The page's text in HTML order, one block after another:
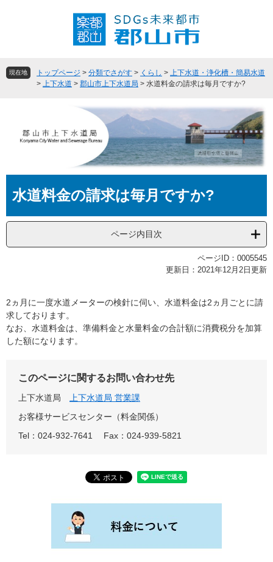
頭
飛現在地 トップページ > 分類でさがす > くらし > 上下水道・浄化槽・簡易水道
> 上下水道 > 郡山市上下水道局 > 水道料金の請求は毎月ですか?
文水道料金の請求は毎月ですか?
ページ内目次
ページID：0005545
更新日：2021年12月2日更新
2ヵ月に一度水道メーターの検針に伺い、水道料金は2ヵ月ごとに請
求しております。
なお、水道料金は、準備料金と水量料金の合計額に消費税分を加算
した額になります。
このページに関するお問い合わせ先
上下水道局
上下水道局 営業課
お客様サービスセンター（料金関係）
Tel：024-932-7641
Fax：024-939-5821